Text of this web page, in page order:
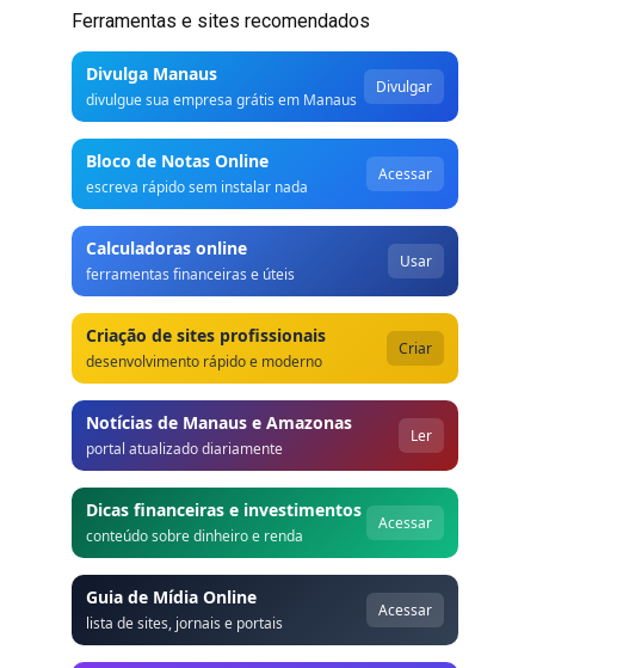
Ferramentas e sites recomendados
Divulga Manaus
divulgue sua empresa grátis em Manaus
Divulgar
Bloco de Notas Online
escreva rápido sem instalar nada
Acessar
Calculadoras online
ferramentas financeiras e úteis
Usar
Criação de sites profissionais
desenvolvimento rápido e moderno
Criar
Notícias de Manaus e Amazonas
portal atualizado diariamente
Ler
Dicas financeiras e investimentos
conteúdo sobre dinheiro e renda
Acessar
Guia de Mídia Online
lista de sites, jornais e portais
Acessar